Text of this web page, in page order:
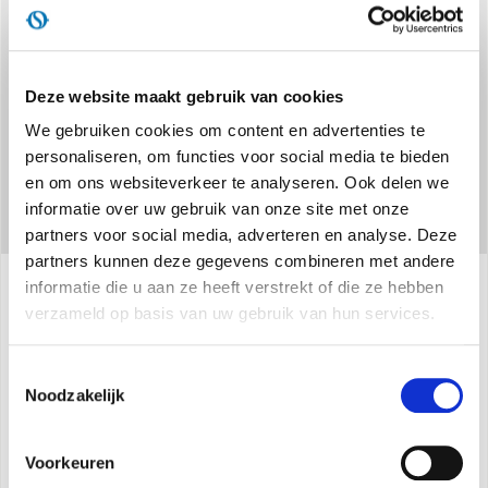
Deze website maakt gebruik van cookies
We gebruiken cookies om content en advertenties te
personaliseren, om functies voor social media te bieden
en om ons websiteverkeer te analyseren. Ook delen we
informatie over uw gebruik van onze site met onze
partners voor social media, adverteren en analyse. Deze
partners kunnen deze gegevens combineren met andere
informatie die u aan ze heeft verstrekt of die ze hebben
verzameld op basis van uw gebruik van hun services.
Noodzakelijk
Voorkeuren
verpakking) en downloadt u de OS Comfort-app.
Specificaties
Afkoeling, verwarming, ontvochtiging en ventilatie
bereiken tijdens afkoeling